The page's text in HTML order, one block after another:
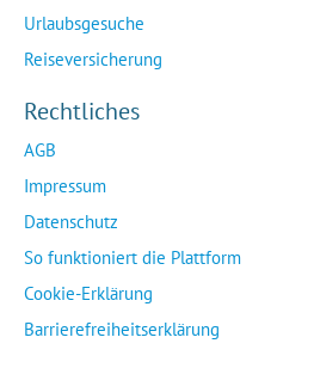
Urlaubsgesuche
Reiseversicherung
Rechtliches
AGB
Impressum
Datenschutz
So funktioniert die Plattform
Cookie-Erklärung
Barrierefreiheitserklärung